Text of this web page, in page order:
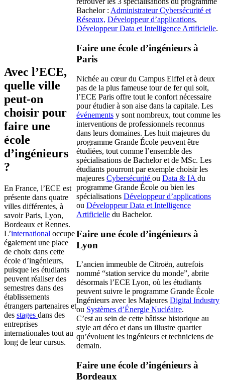
Avec l’ECE,
quelle ville
peut-on
choisir pour
faire une
école
d’ingénieurs
?
En France, l’ECE est
présente dans quatre
villes différentes, à
savoir Paris, Lyon,
Bordeaux et Rennes.
L’international occupe
également une place
de choix dans cette
école d’ingénieurs,
puisque les étudiants
peuvent réaliser des
semestres dans des
établissements
étrangers partenaires et
des stages dans des
entreprises
internationales tout au
long de leur cursus.
Bachelor : Administrateur Cybersécurité et
Réseaux, Développeur d’applications,
Développeur Data et Intelligence Artificielle.
Faire une école d’ingénieurs à
Paris
Nichée au cœur du Campus Eiffel et à deux
pas de la plus fameuse tour de fer qui soit,
l’ECE Paris offre tout le confort nécessaire
pour étudier à son aise dans la capitale. Les
événementsy sont nombreux, tout comme les
interventions de professionnels reconnus
dans leurs domaines. Les huit majeures du
programme Grande École peuvent être
étudiées, tout comme l’ensemble des
spécialisations de Bachelor et de MSc. Les
étudiants pourront par exemple choisir les
majeures Cybersécurité ou Data & IA du
programme Grande École ou bien les
spécialisations Développeur d’applications
ou Développeur Data et Intelligence
Artificielledu Bachelor.
Faire une école d’ingénieurs à
Lyon
L’ancien immeuble de Citroën, autrefois
nommé “station service du monde”, abrite
désormais l’ECE Lyon, où les étudiants
peuvent suivre le programme Grande École
Ingénieurs avec les Majeures Digital Industry
ou Systèmes d’Énergie Nucléaire.
C’est au sein de cette bâtisse historique au
style art déco et dans un illustre quartier
qu’évoluent les ingénieurs et techniciens de
demain.
Faire une école d’ingénieurs à
Bordeaux